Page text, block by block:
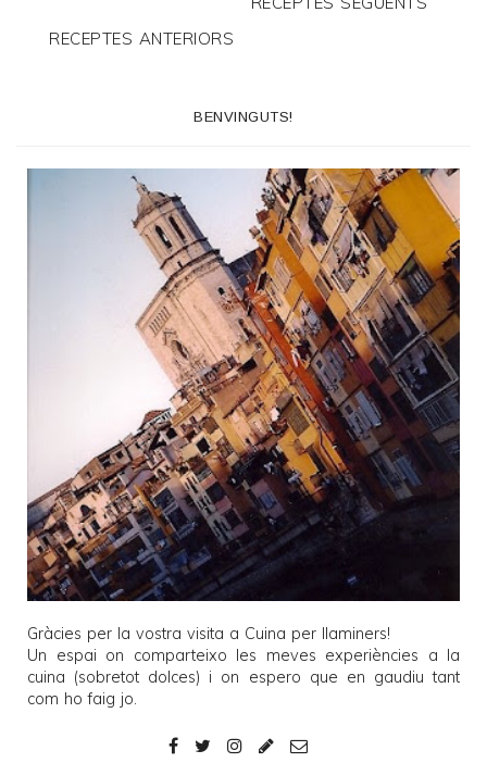
RECEPTES ANTERIORS
BENVINGUTS!
Gràcies per la vostra visita a Cuina per llaminers!
Un espai on comparteixo les meves experiències a la
cuina (sobretot dolces) i on espero que en gaudiu tant
com ho faig jo.